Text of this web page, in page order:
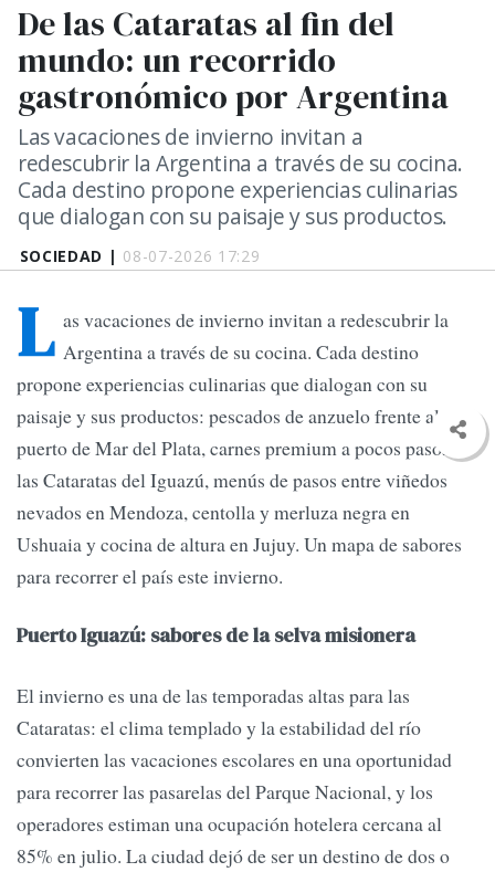
SOCIEDAD | 08-07-2026 17:29
De las Cataratas al fin del
mundo: un recorrido
gastronómico por Argentina
Las vacaciones de invierno invitan a
redescubrir la Argentina a través de su cocina.
Cada destino propone experiencias culinarias
que dialogan con su paisaje y sus productos.
L as vacaciones de invierno invitan a redescubrir la
Argentina a través de su cocina. Cada destino
propone experiencias culinarias que dialogan con su
paisaje y sus productos: pescados de anzuelo frente al
puerto de Mar del Plata, carnes premium a pocos pasos de
las Cataratas del Iguazú, menús de pasos entre viñedos
nevados en Mendoza, centolla y merluza negra en
Ushuaia y cocina de altura en Jujuy. Un mapa de sabores
para recorrer el país este invierno.
Puerto Iguazú: sabores de la selva misionera
El invierno es una de las temporadas altas para las
Cataratas: el clima templado y la estabilidad del río
convierten las vacaciones escolares en una oportunidad
para recorrer las pasarelas del Parque Nacional, y los
operadores estiman una ocupación hotelera cercana al
85% en julio. La ciudad dejó de ser un destino de dos o